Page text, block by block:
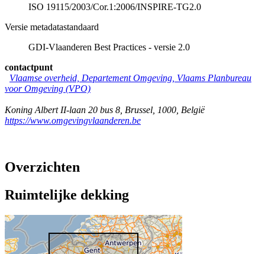
ISO 19115/2003/Cor.1:2006/INSPIRE-TG2.0
Versie metadatastandaard
GDI-Vlaanderen Best Practices - versie 2.0
contactpunt
Vlaamse overheid, Departement Omgeving, Vlaams Planbureau
voor Omgeving (VPO)
Koning Albert II-laan 20 bus 8 Brussel 1000 België
https://www.omgevingvlaanderen.be
Overzichten
Ruimtelijke dekking